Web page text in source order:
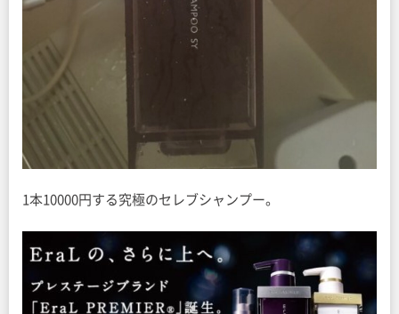
1本10000円する究極のセレブシャンプー。